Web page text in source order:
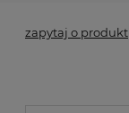
zapytaj o produkt